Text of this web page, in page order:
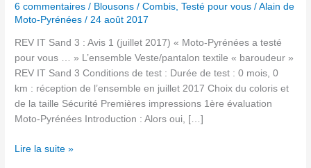
6 commentaires / Blousons / Combis ,Testé pour vous /Alain de
Moto-Pyrénées/ 24 août 2017
REV IT Sand 3 : Avis 1 (juillet 2017) « Moto-Pyrénées a testé
pour vous … » L’ensemble Veste/pantalon textile « baroudeur »
REV IT Sand 3 Conditions de test : Durée de test : 0 mois, 0
km : réception de l’ensemble en juillet 2017 Choix du coloris et
de la taille Sécurité Premières impressions 1ère évaluation
Moto-Pyrénées Introduction : Alors oui, […]
Lire la suite »